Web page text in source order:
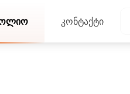
კონტაქტი